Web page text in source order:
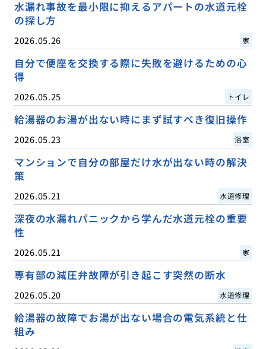
水漏れ事故を最小限に抑えるアパートの水道元栓
の探し方
2026.05.26 家
自分で便座を交換する際に失敗を避けるための心
得
2026.05.25 トイレ
給湯器のお湯が出ない時にまず試すべき復旧操作
2026.05.23 浴室
マンションで自分の部屋だけ水が出ない時の解決
策
2026.05.21 水道修理
深夜の水漏れパニックから学んだ水道元栓の重要
性
2026.05.21 家
専有部の減圧弁故障が引き起こす突然の断水
2026.05.20 水道修理
給湯器の故障でお湯が出ない場合の電気系統と仕
組み